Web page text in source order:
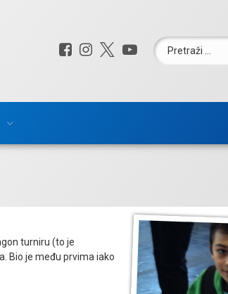
Facebook
Instagram
X.com
YouTube
Pretraži:
turniru (to je
Bio je među prvima iako